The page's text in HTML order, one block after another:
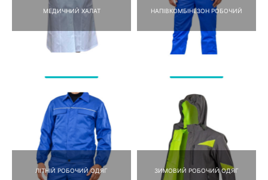
МЕДИЧНИЙ ХАЛАТ НАПІВКОМБІНЕЗОН РОБОЧИЙ
ЛІТНІЙ РОБОЧИЙ ОДЯГ ЗИМОВИЙ РОБОЧИЙ ОДЯГ